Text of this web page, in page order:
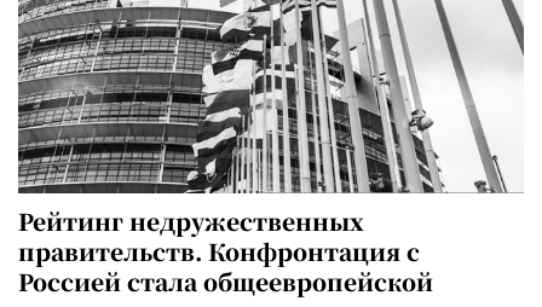
Рейтинг недружественных
правительств. Конфронтация с
Россией стала общеевропейской